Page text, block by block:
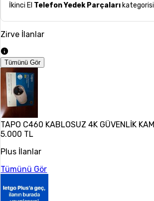
İkinci El Telefon Yedek Parçaları
Zirve İlanlar
Tümünü Gör
TAPO C460 KABLOSUZ 4K GÜVENLİK
5.000 TL
Plus İlanlar
Tümünü Gör